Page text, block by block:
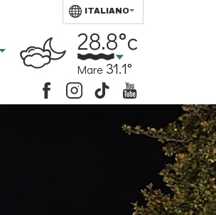
ITALIANO
28.8°c
Mare 31.1°